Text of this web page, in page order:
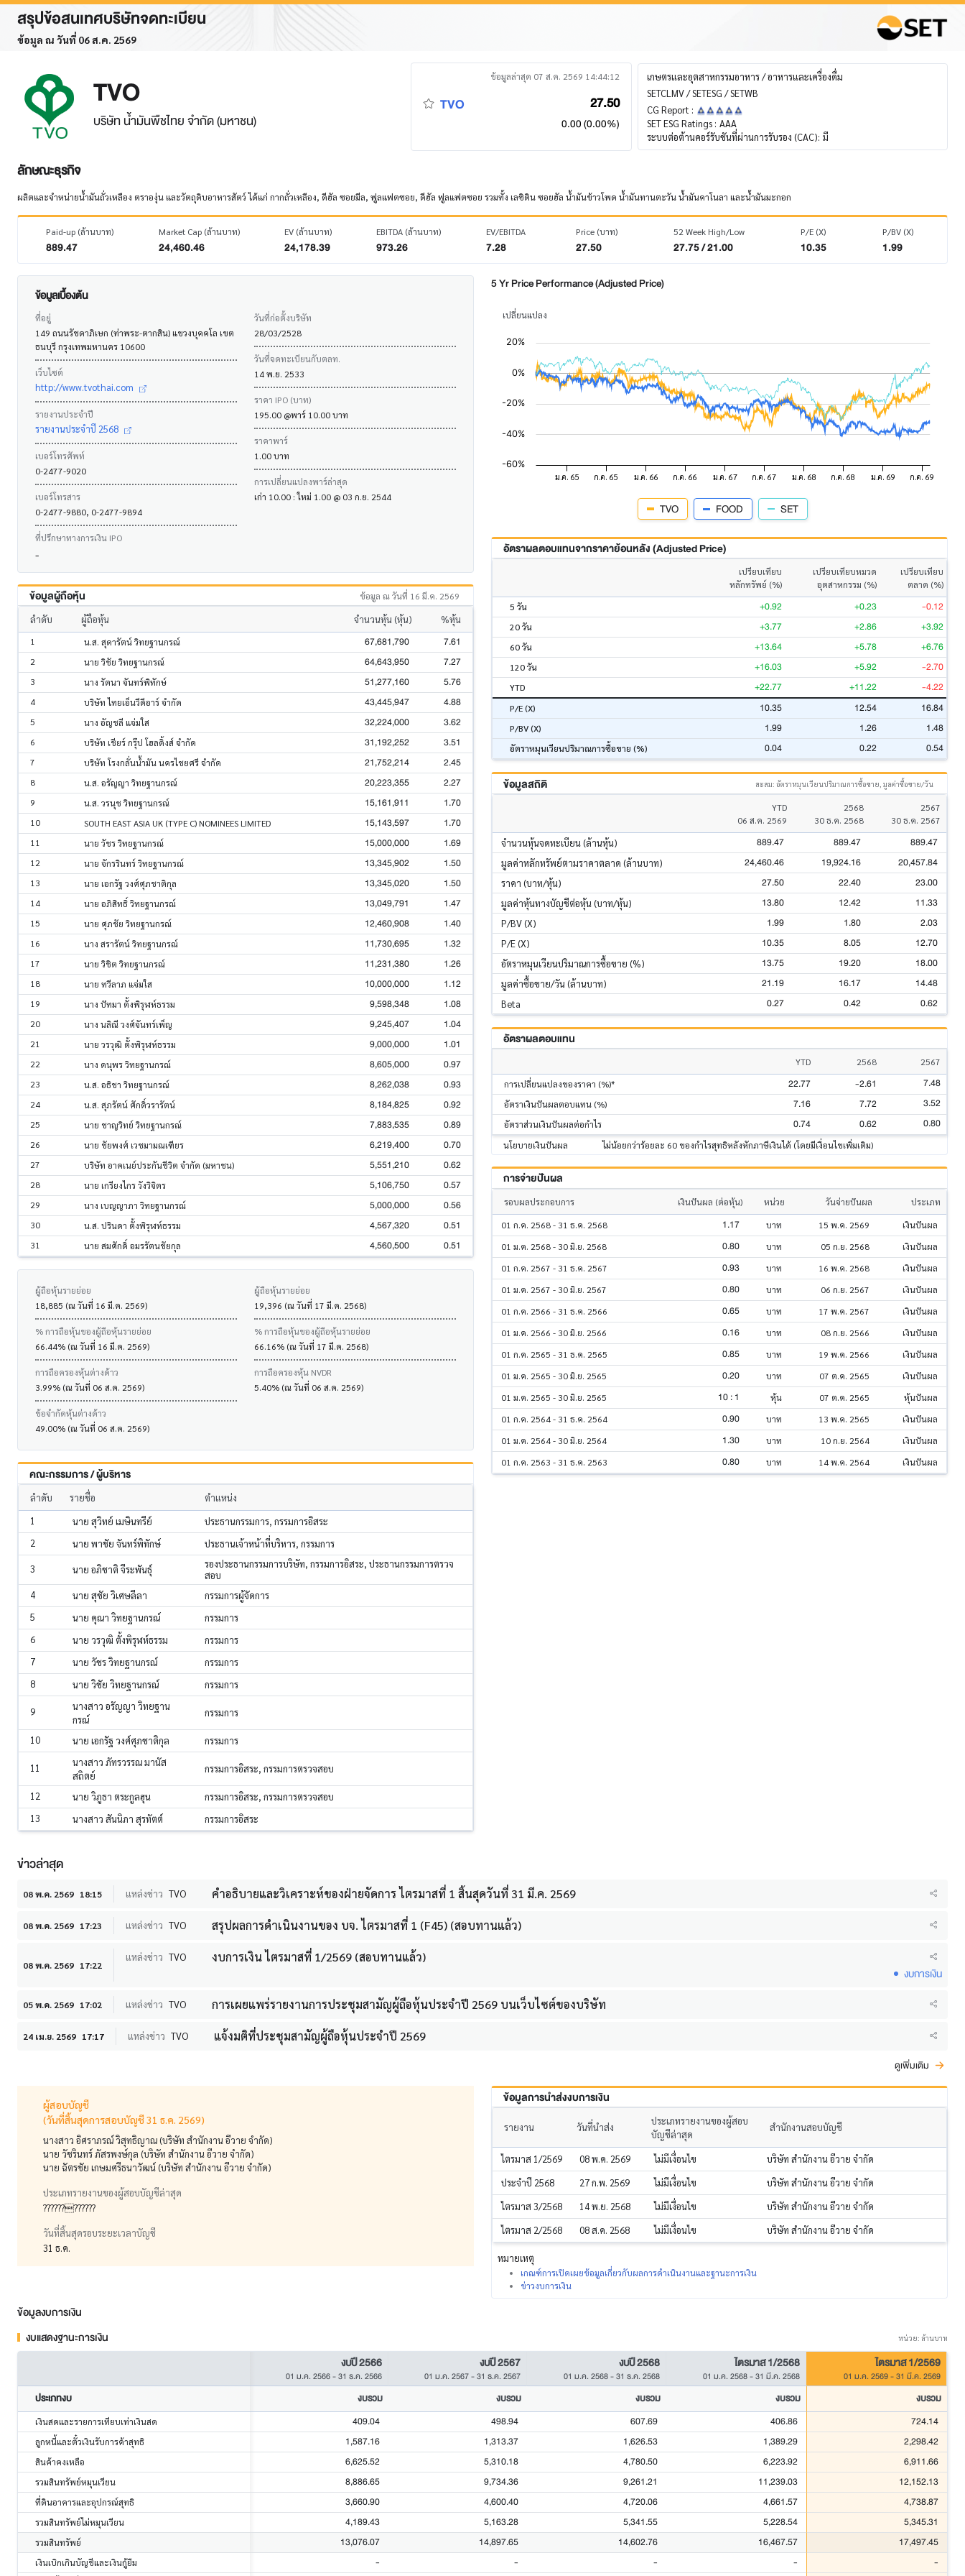
สรุปข้อสนเทศบริษัทจดทะเบียน
ข้อมูล ณ วันที่ 06 ส.ค. 2569
TVO
บริษัท น้ำมันพืชไทย จำกัด (มหาชน)
ข้อมูลล่าสุด 07 ส.ค. 2569 14:44:12
TVO 27.50
0.00 (0.00%)
เกษตรและอุตสาหกรรมอาหาร / อาหารและเครื่องดื่ม
SETCLMV / SETESG / SETWB
CG Report :
SET ESG Ratings : AAA
ระบบต่อต้านคอร์รับชันที่ผ่านการรับรอง (CAC): มี
ลักษณะธุรกิจ
ผลิตและจำหน่ายน้ำมันถั่วเหลือง ตราองุ่น และวัตถุดิบอาหารสัตว์ ได้แก่ กากถั่วเหลือง, ดีฮัล ซอยมีล, ฟูลแฟตซอย, ดีฮัล ฟูลแฟตซอย รวมทั้ง เลซิติน ซอยฮัล น้ำมันข้าวโพด น้ำมันทานตะวัน น้ำมันคาโนลา และน้ำมันมะกอก
Paid-up (ล้านบาท)
889.47
Market Cap (ล้านบาท)
24,460.46
EV (ล้านบาท)
24,178.39
EBITDA (ล้านบาท)
973.26
EV/EBITDA
7.28
Price (บาท)
27.50
52 Week High/Low
27.75 / 21.00
P/E (X)
10.35
P/BV (X)
1.99
ข้อมูลเบื้องต้น
ที่อยู่
149 ถนนรัชดาภิเษก (ท่าพระ-ตากสิน) แขวงบุคคโล เขต
ธนบุรี กรุงเทพมหานคร 10600
เว็บไซต์
http://www.tvothai.com
รายงานประจำปี
รายงานประจำปี 2568
เบอร์โทรศัพท์
0-2477-9020
เบอร์โทรสาร
0-2477-9880, 0-2477-9894
ที่ปรึกษาทางการเงิน IPO
-
วันที่ก่อตั้งบริษัท
28/03/2528
วันที่จดทะเบียนกับตลท.
14 พ.ย. 2533
ราคา IPO (บาท)
195.00 @พาร์ 10.00 บาท
ราคาพาร์
1.00 บาท
การเปลี่ยนแปลงพาร์ล่าสุด
เก่า 10.00 : ใหม่ 1.00 @ 03 ก.ย. 2544
ข้อมูลผู้ถือหุ้น ข้อมูล ณ วันที่ 16 มี.ค. 2569
ลำดับ ผู้ถือหุ้น จำนวนหุ้น (หุ้น) %หุ้น
1 น.ส. สุดารัตน์ วิทยฐานกรณ์ 67,681,790 7.61
2 นาย วิชัย วิทยฐานกรณ์ 64,643,950 7.27
3 นาง รัตนา จันทร์พิทักษ์ 51,277,160 5.76
4 บริษัท ไทยเอ็นวีดีอาร์ จำกัด 43,445,947 4.88
5 นาง อัญชลี แจ่มใส 32,224,000 3.62
6 บริษัท เชียร์ กรุ๊ป โฮลดิ้งส์ จำกัด 31,192,252 3.51
7 บริษัท โรงกลั่นน้ำมัน นครไชยศรี จำกัด 21,752,214 2.45
8 น.ส. อรัญญา วิทยฐานกรณ์ 20,223,355 2.27
9 น.ส. วรนุช วิทยฐานกรณ์ 15,161,911 1.70
10 SOUTH EAST ASIA UK (TYPE C) NOMINEES LIMITED 15,143,597 1.70
11 นาย วัชร วิทยฐานกรณ์ 15,000,000 1.69
12 นาย จักรรินทร์ วิทยฐานกรณ์ 13,345,902 1.50
13 นาย เอกรัฐ วงศ์ศุภชาติกุล 13,345,020 1.50
14 นาย อภิสิทธิ์ วิทยฐานกรณ์ 13,049,791 1.47
15 นาย ศุภชัย วิทยฐานกรณ์ 12,460,908 1.40
16 นาง สรารัตน์ วิทยฐานกรณ์ 11,730,695 1.32
17 นาย วิชิต วิทยฐานกรณ์ 11,231,380 1.26
18 นาย ทวีลาภ แจ่มใส 10,000,000 1.12
19 นาง ปัทมา ตั้งพิรุฬห์ธรรม 9,598,348 1.08
20 นาง นลิณี วงศ์จันทร์เพ็ญ 9,245,407 1.04
21 นาย วรวุฒิ ตั้งพิรุฬห์ธรรม 9,000,000 1.01
22 นาง ดนุพร วิทยฐานกรณ์ 8,605,000 0.97
23 น.ส. อธิชา วิทยฐานกรณ์ 8,262,038 0.93
24 น.ส. สุภรัตน์ ศักดิ์วรารัตน์ 8,184,825 0.92
25 นาย ชาญวิทย์ วิทยฐานกรณ์ 7,883,535 0.89
26 นาย ชัยพงศ์ เวชมามณเฑียร 6,219,400 0.70
27 บริษัท อาคเนย์ประกันชีวิต จำกัด (มหาชน) 5,551,210 0.62
28 นาย เกรียงไกร วังวิจิตร 5,106,750 0.57
29 นาง เบญญาภา วิทยฐานกรณ์ 5,000,000 0.56
30 น.ส. ปรินดา ตั้งพิรุฬห์ธรรม 4,567,320 0.51
31 นาย สมศักดิ์ อมรรัตนชัยกุล 4,560,500 0.51
ผู้ถือหุ้นรายย่อย
18,885 (ณ วันที่ 16 มี.ค. 2569)
% การถือหุ้นของผู้ถือหุ้นรายย่อย
66.44% (ณ วันที่ 16 มี.ค. 2569)
การถือครองหุ้นต่างด้าว
3.99% (ณ วันที่ 06 ส.ค. 2569)
ข้อจำกัดหุ้นต่างด้าว
49.00% (ณ วันที่ 06 ส.ค. 2569)
ผู้ถือหุ้นรายย่อย
19,396 (ณ วันที่ 17 มี.ค. 2568)
% การถือหุ้นของผู้ถือหุ้นรายย่อย
66.16% (ณ วันที่ 17 มี.ค. 2568)
การถือครองหุ้น NVDR
5.40% (ณ วันที่ 06 ส.ค. 2569)
คณะกรรมการ / ผู้บริหาร
ลำดับ รายชื่อ
ตำแหน่ง
1
นาย สุวิทย์ เมษินทรีย์
ประธานกรรมการ, กรรมการอิสระ
2
นาย พาชัย จันทร์พิทักษ์ ประธานเจ้าหน้าที่บริหาร, กรรมการ
3 นาย อภิชาติ จีระพันธุ์
รองประธานกรรมการบริษัท, กรรมการอิสระ, ประธานกรรมการตรวจ
สอบ
4
นาย สุชัย วิเศษลีลา
กรรมการผู้จัดการ
5
นาย คุณา วิทยฐานกรณ์
กรรมการ
6
นาย วรวุฒิ ตั้งพิรุฬห์ธรรม
กรรมการ
7
นาย วัชร วิทยฐานกรณ์
กรรมการ
8
นาย วิชัย วิทยฐานกรณ์ กรรมการ
9
นางสาว อรัญญา วิทยฐาน
กรณ์
กรรมการ
10 นาย เอกรัฐ วงศ์ศุภชาติกุล กรรมการ
11
นางสาว ภัทรวรรณ มานัส
สถิตย์
กรรมการอิสระ, กรรมการตรวจสอบ
12 นาย วิภูธา ตระกูลฮุน
กรรมการอิสระ, กรรมการตรวจสอบ
13
นางสาว สันนิภา สุรทัตต์ กรรมการอิสระ
5 Yr Price Performance (Adjusted Price)
เปลี่ยนแปลง
TVO FOOD SET
อัตราผลตอบแทนจากราคาย้อนหลัง (Adjusted Price)
เปรียบเทียบ
หลักทรัพย์ (%)
เปรียบเทียบหมวด
อุตสาหกรรม (%)
เปรียบเทียบ
ตลาด (%)
5 วัน
+0.92 +0.23 -0.12
20 วัน +3.77 +2.86 +3.92
60 วัน +13.64 +5.78 +6.76
120 วัน +16.03 +5.92 -2.70
YTD +22.77 +11.22 -4.22
P/E (X) 10.35 12.54 16.84
P/BV (X) 1.99 1.26 1.48
อัตราหมุนเวียนปริมาณการซื้อขาย (%) 0.04 0.22 0.54
ข้อมูลสถิติ สะสม: อัตราหมุนเวียนปริมาณการซื้อขาย, มูลค่าซื้อขาย/วัน
YTD
06 ส.ค. 2569
2568
30 ธ.ค. 2568
2567
30 ธ.ค. 2567
จำนวนหุ้นจดทะเบียน (ล้านหุ้น) 889.47 889.47 889.47
มูลค่าหลักทรัพย์ตามราคาตลาด (ล้านบาท) 24,460.46 19,924.16 20,457.84
ราคา (บาท/หุ้น) 27.50 22.40 23.00
มูลค่าหุ้นทางบัญชีต่อหุ้น (บาท/หุ้น) 13.80 12.42 11.33
P/BV (X) 1.99 1.80 2.03
P/E (X) 10.35 8.05 12.70
อัตราหมุนเวียนปริมาณการซื้อขาย (%) 13.75 19.20 18.00
มูลค่าซื้อขาย/วัน (ล้านบาท) 21.19 16.17 14.48
Beta 0.27 0.42 0.62
อัตราผลตอบแทน
YTD 2568
2567
การเปลี่ยนแปลงของราคา (%)*
22.77 -2.61 7.48
อัตราเงินปันผลตอบแทน (%) 7.16 7.72 3.52
อัตราส่วนเงินปันผลต่อกำไร 0.74 0.62 0.80
นโยบายเงินปันผล ไม่น้อยกว่าร้อยละ 60 ของกำไรสุทธิหลังหักภาษีเงินได้ (โดยมีเงื่อนไขเพิ่มเติม)
การจ่ายปันผล
รอบผลประกอบการ เงินปันผล (ต่อหุ้น) หน่วย วันจ่ายปันผล
ประเภท
01 ก.ค. 2568 - 31 ธ.ค. 2568
1.17 บาท 15 พ.ค. 2569
เงินปันผล
01 ม.ค. 2568 - 30 มิ.ย. 2568
0.80 บาท 05 ก.ย. 2568
เงินปันผล
01 ก.ค. 2567 - 31 ธ.ค. 2567
0.93 บาท 16 พ.ค. 2568
เงินปันผล
01 ม.ค. 2567 - 30 มิ.ย. 2567
0.80 บาท 06 ก.ย. 2567
เงินปันผล
01 ก.ค. 2566 - 31 ธ.ค. 2566
0.65 บาท 17 พ.ค. 2567
เงินปันผล
01 ม.ค. 2566 - 30 มิ.ย. 2566
0.16 บาท 08 ก.ย. 2566
เงินปันผล
01 ก.ค. 2565 - 31 ธ.ค. 2565
0.85 บาท 19 พ.ค. 2566
เงินปันผล
01 ม.ค. 2565 - 30 มิ.ย. 2565
0.20 บาท 07 ต.ค. 2565
เงินปันผล
01 ม.ค. 2565 - 30 มิ.ย. 2565
10 : 1 หุ้น 07 ต.ค. 2565
หุ้นปันผล
01 ก.ค. 2564 - 31 ธ.ค. 2564
0.90 บาท 13 พ.ค. 2565
เงินปันผล
01 ม.ค. 2564 - 30 มิ.ย. 2564
1.30 บาท 10 ก.ย. 2564
เงินปันผล
01 ก.ค. 2563 - 31 ธ.ค. 2563
0.80 บาท 14 พ.ค. 2564 เงินปันผล
ข่าวล่าสุด
08 พ.ค. 2569 18:15 แหล่งข่าว TVO คำอธิบายและวิเคราะห์ของฝ่ายจัดการ ไตรมาสที่ 1 สิ้นสุดวันที่ 31 มี.ค. 2569
08 พ.ค. 2569 17:23 แหล่งข่าว TVO สรุปผลการดำเนินงานของ บจ. ไตรมาสที่ 1 (F45) (สอบทานแล้ว)
08 พ.ค. 2569 17:22
แหล่งข่าว TVO งบการเงิน ไตรมาสที่ 1/2569 (สอบทานแล้ว)
งบการเงิน
05 พ.ค. 2569 17:02 แหล่งข่าว TVO การเผยแพร่รายงานการประชุมสามัญผู้ถือหุ้นประจำปี 2569 บนเว็บไซต์ของบริษัท
24 เม.ย. 2569 17:17 แหล่งข่าว TVO แจ้งมติที่ประชุมสามัญผู้ถือหุ้นประจำปี 2569
ดูเพิ่มเติม
ผู้สอบบัญชี
(วันที่สิ้นสุดการสอบบัญชี 31 ธ.ค. 2569)
นางสาว อิศราภรณ์ วิสุทธิญาณ (บริษัท สำนักงาน อีวาย จำกัด)
นาย วัชรินทร์ ภัสรพงษ์กุล (บริษัท สำนักงาน อีวาย จำกัด)
นาย ฉัตรชัย เกษมศรีธนาวัฒน์ (บริษัท สำนักงาน อีวาย จำกัด)
ประเภทรายงานของผู้สอบบัญชีล่าสุด
????????????
วันที่สิ้นสุดรอบระยะเวลาบัญชี
31 ธ.ค.
ข้อมูลการนำส่งงบการเงิน
รายงาน วันที่นำส่ง
ประเภทรายงานของผู้สอบ
บัญชีล่าสุด
สำนักงานสอบบัญชี
ไตรมาส 1/2569 08 พ.ค. 2569 ไม่มีเงื่อนไข
บริษัท สำนักงาน อีวาย จำกัด
ประจำปี 2568
27 ก.พ. 2569 ไม่มีเงื่อนไข
บริษัท สำนักงาน อีวาย จำกัด
ไตรมาส 3/2568
14 พ.ย. 2568 ไม่มีเงื่อนไข
บริษัท สำนักงาน อีวาย จำกัด
ไตรมาส 2/2568
08 ส.ค. 2568 ไม่มีเงื่อนไข บริษัท สำนักงาน อีวาย จำกัด
หมายเหตุ
เกณฑ์การเปิดเผยข้อมูลเกี่ยวกับผลการดำเนินงานและฐานะการเงิน
ข่าวงบการเงิน
ข้อมูลงบการเงิน
งบแสดงฐานะการเงิน
หน่วย: ล้านบาท
งบปี 2566
01 ม.ค. 2566-31 ธ.ค. 2566
งบปี 2567
01 ม.ค. 2567-31 ธ.ค. 2567
งบปี 2568
01 ม.ค. 2568-31 ธ.ค. 2568
ไตรมาส 1/2568
01 ม.ค. 2568-31 มี.ค. 2568
ไตรมาส 1/2569
01 ม.ค. 2569-31 มี.ค. 2569
ประเภทงบ งบรวม งบรวม งบรวม งบรวม งบรวม
เงินสดและรายการเทียบเท่าเงินสด 409.04 498.94 607.69 406.86 724.14
ลูกหนี้และตั๋วเงินรับการค้าสุทธิ 1,587.16 1,313.37 1,626.53 1,389.29 2,298.42
สินค้าคงเหลือ 6,625.52 5,310.18 4,780.50 6,223.92 6,911.66
รวมสินทรัพย์หมุนเวียน 8,886.65 9,734.36 9,261.21 11,239.03 12,152.13
ที่ดินอาคารและอุปกรณ์สุทธิ 3,660.90 4,600.40 4,720.06 4,661.57 4,738.87
รวมสินทรัพย์ไม่หมุนเวียน 4,189.43 5,163.28 5,341.55 5,228.54 5,345.31
รวมสินทรัพย์ 13,076.07 14,897.65 14,602.76 16,467.57 17,497.45
เงินเบิกเกินบัญชีและเงินกู้ยืม - - - -
-